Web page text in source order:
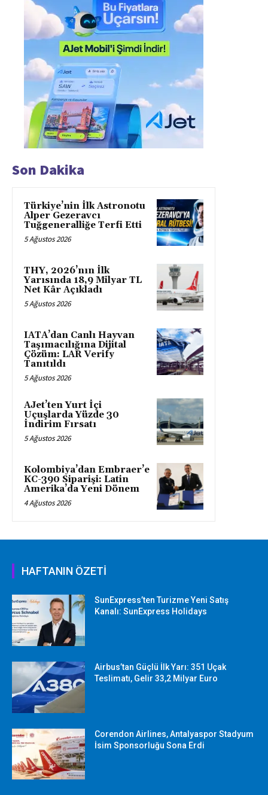
Son Dakika
Türkiye’nin İlk Astronotu
Alper Gezeravcı
Tuğgeneralliğe Terfi Etti
5 Ağustos 2026
THY, 2026’nın İlk
Yarısında 18,9 Milyar TL
Net Kâr Açıkladı
5 Ağustos 2026
IATA’dan Canlı Hayvan
Taşımacılığına Dijital
Çözüm: LAR Verify
Tanıtıldı
5 Ağustos 2026
AJet’ten Yurt İçi
Uçuşlarda Yüzde 30
İndirim Fırsatı
5 Ağustos 2026
Kolombiya’dan Embraer’e
KC-390 Siparişi: Latin
Amerika’da Yeni Dönem
4 Ağustos 2026
HAFTANIN ÖZETİ
SunExpress’ten Turizme Yeni Satış
Kanalı: SunExpress Holidays
Airbus’tan Güçlü İlk Yarı: 351 Uçak
Teslimatı, Gelir 33,2 Milyar Euro
Corendon Airlines, Antalyaspor Stadyum
İsim Sponsorluğu Sona Erdi